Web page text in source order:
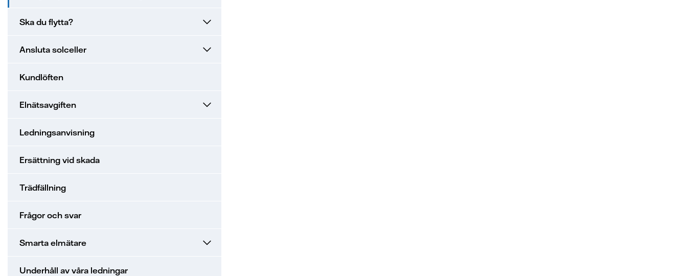
Ska du flytta?
Ansluta solceller
Kundlöften
Elnätsavgiften
Ledningsanvisning
Ersättning vid skada
Trädfällning
Frågor och svar
Smarta elmätare
Underhåll av våra ledningar